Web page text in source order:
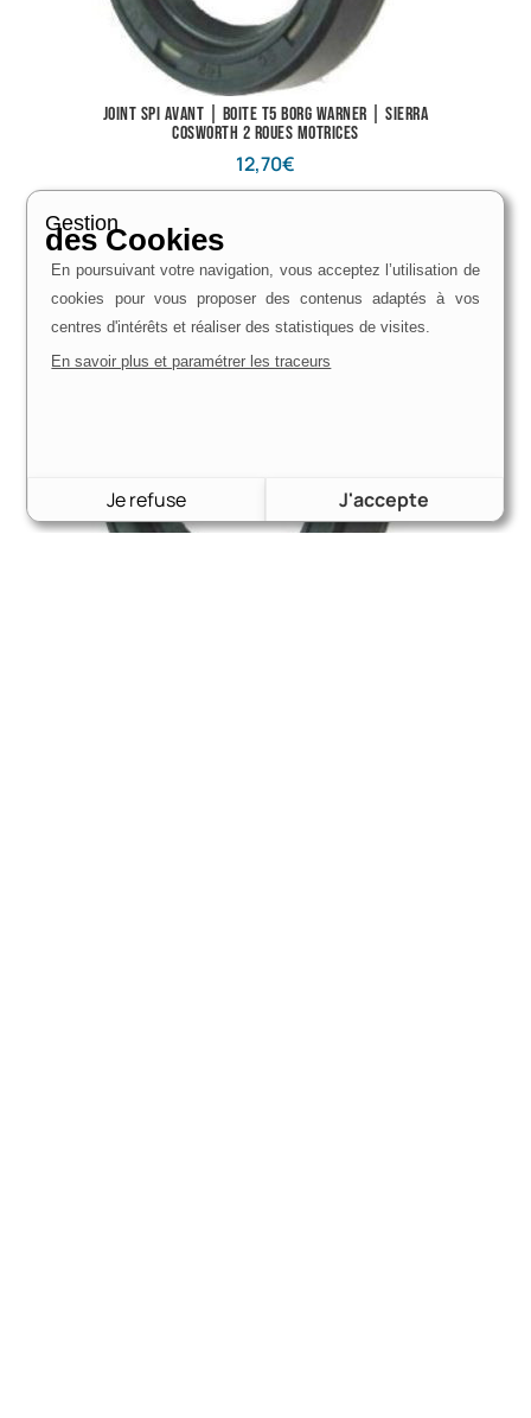
Joint spi avant | Boite T5 Borg Warner | Sierra
Cosworth 2 roues motrices
12,70€
Gestion
des Cookies
En poursuivant votre navigation, vous acceptez l’utilisation de
cookies pour vous proposer des contenus adaptés à vos
centres d'intérêts et réaliser des statistiques de visites.
En savoir plus et paramétrer les traceurs
Je refuse J'accepte